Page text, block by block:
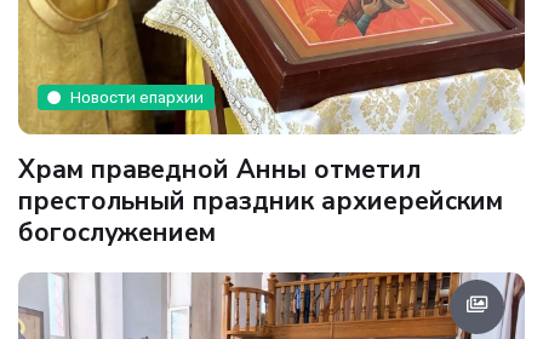
Новости епархии
Храм праведной Анны отметил
престольный праздник архиерейским
богослужением